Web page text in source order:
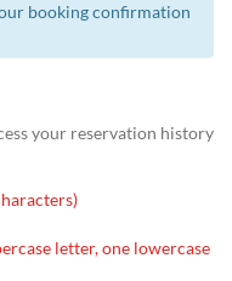
booking confirmation
your reservation history
letter, one lowercase